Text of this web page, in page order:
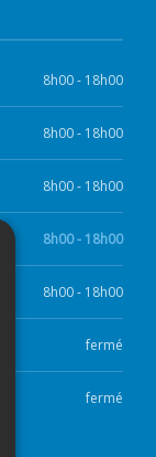
8h00 - 18h00
8h00 - 18h00
8h00 - 18h00
8h00 - 18h00
8h00 - 18h00
fermé
fermé